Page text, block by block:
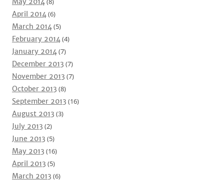
April 2014(6)
March 2014(5)
February 2014(4)
January 2014(7)
December 2013 (7)
November 2013 (7)
October 2013 (8)
September 2013 (16)
August 2013 (3)
July 2013 (2)
June 2013 (5)
May 2013 (16)
April 2013 (5)
March 2013 (6)